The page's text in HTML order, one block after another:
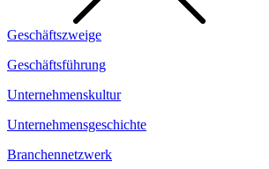
Geschäftszweige
Geschäftsführung
Unternehmenskultur
Unternehmensgeschichte
Branchennetzwerk